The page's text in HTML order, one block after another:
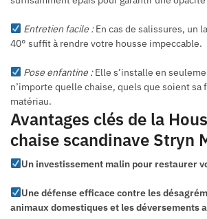
Entretien facile :En cas de salissures, un
40° suffit à rendre votre housse impeccable.
Pose enfantine :Elle s’installe en
n’importe quelle chaise, quels que soient sa
matériau.
Avantages clés de la
chaise scandinave Stryn
Un investissement malin pour restaurer
Une défense efficace contre les
animaux domestiques et les déversements